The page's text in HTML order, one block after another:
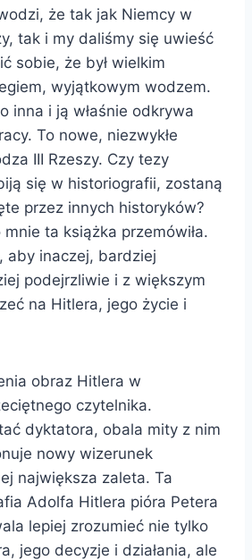
że tak jak Niemcy w
tak i my daliśmy się uwieść
sobie, że był wielkim
wyjątkowym wodzem.
inna i ją właśnie odkrywa
To nowe, niezwykłe
III Rzeszy. Czy tezy
się w historiografii, zostaną
przez innych historyków?
ta książka przemówiła.
aby inaczej, bardziej
podejrzliwie i z większym
na Hitlera, jego życie i
obraz Hitlera w
czytelnika.
dyktatora, obala mity z nim
nowy wizerunek
największa zaleta. Ta
Adolfa Hitlera pióra Petera
lepiej zrozumieć nie tylko
jego decyzje i działania, ale